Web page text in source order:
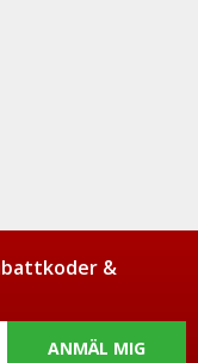
&
ANMÄL MIG